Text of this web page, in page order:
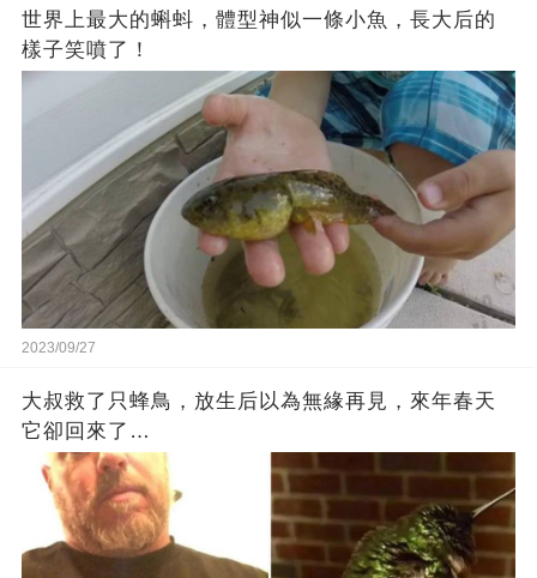
世界上最大的蝌蚪，體型神似一條小魚，長大后的
樣子笑噴了！
2023/09/27
大叔救了只蜂鳥，放生后以為無緣再見，來年春天
它卻回來了…